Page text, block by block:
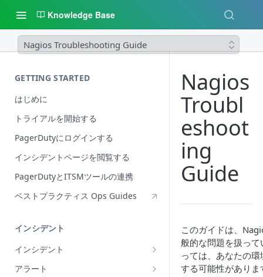
Knowledge Base
Nagios Troubleshooting Guide
GETTING STARTED
はじめに
トライアルを開始する
PagerDutyにログインする
インシデントページを閲覧する
PagerDutyとITSMツールの連携
ベストプラクティス Ops Guides
インシデント
インシデント
Incidentの編集
アラート
Nagios
Troubl
eshoot
ing
Guide
このガイドは、
般的な問題を扱っ
っては、あなたの
する可能性がありま